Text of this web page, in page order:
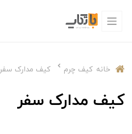
خانه کیف چرم کیف مدارک سفر
کیف مدارک سفر